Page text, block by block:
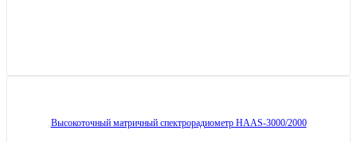
Высокоточный матричный спектрорадиометр HAAS-3000/2000